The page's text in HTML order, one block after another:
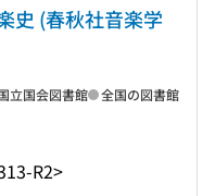
史 (春秋社音楽学
R2>
立国会図書館 全国の図書館